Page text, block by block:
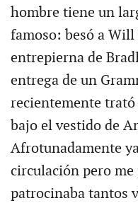
hombre tiene un
famoso: besó a
entrepierna de
entrega de un
recientemente trató
bajo el vestido de
Afrotunadamente
circulación pero
patrocinaba tantos